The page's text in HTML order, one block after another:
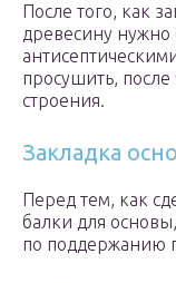
После того, как
древесину
просушить,
строения.
Закладка
Перед тем, как
балки для
по поддержанию